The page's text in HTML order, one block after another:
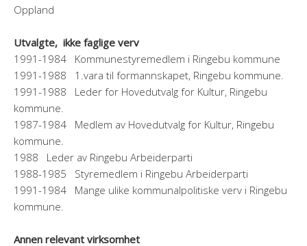
Oppland
Utvalgte, ikke faglige verv
1991-1984 Kommunestyremedlem i Ringebu kommune
1991-1988 1.vara til formannskapet, Ringebu kommune.
1991-1988 Leder for Hovedutvalg for Kultur, Ringebu
kommune.
1987-1984 Medlem av Hovedutvalg for Kultur, Ringebu
kommune.
1988 Leder av Ringebu Arbeiderparti
1988-1985 Styremedlem i Ringebu Arbeiderparti
1991-1984 Mange ulike kommunalpolitiske verv i Ringebu
kommune.
Annen relevant virksomhet